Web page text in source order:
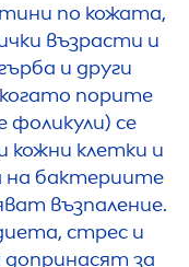
по кожата,
възрасти и
и други
порите
се
клетки и
на бактериите
възпаление.
стрес и
допринасят за